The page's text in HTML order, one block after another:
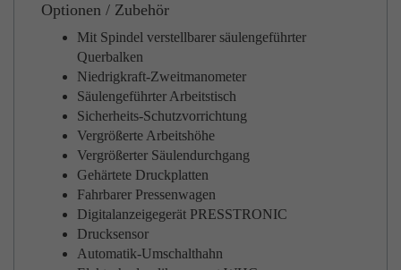
Optionen / Zubehör
Mit Spindel verstellbarer säulengeführter
Querbalken
Niedrigkraft-Zweitmanometer
Säulengeführter Arbeitstisch
Sicherheits-Schutzvorrichtung
Vergrößerte Arbeitshöhe
Vergrößerter Säulendurchgang
Gehärtete Druckplatten
Fahrbarer Pressenwagen
Digitalanzeigegerät PRESSTRONIC
Drucksensor
Automatik-Umschalthahn